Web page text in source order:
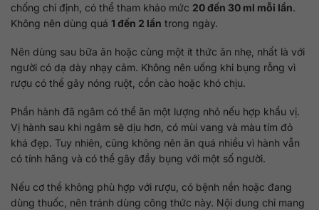
chống chỉ định, có thể tham khảo mức 20 đến 30 ml mỗi lần.
Không nên dùng quá 1 đến 2 lần trong ngày.
Nên dùng sau bữa ăn hoặc cùng một ít thức ăn nhẹ, nhất là với
người có dạ dày nhạy cảm. Không nên uống khi bụng rỗng vì
rượu có thể gây nóng ruột, cồn cào hoặc khó chịu.
Phần hành đã ngâm có thể ăn một lượng nhỏ nếu hợp khẩu vị.
Vị hành sau khi ngâm sẽ dịu hơn, có mùi vang và màu tím đỏ
khá đẹp. Tuy nhiên, cũng không nên ăn quá nhiều vì hành vẫn
có tính hăng và có thể gây đầy bụng với một số người.
Nếu cơ thể không phù hợp với rượu, có bệnh nền hoặc đang
dùng thuốc, nên tránh dùng công thức này. Nội dung chỉ mang